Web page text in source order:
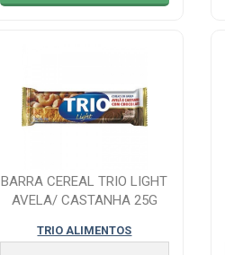
BARRA CEREAL TRIO LIGHT
AVELA/ CASTANHA 25G
TRIO ALIMENTOS